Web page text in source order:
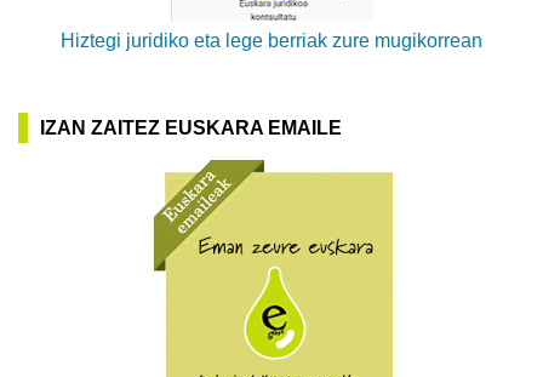
Hiztegi juridiko eta lege berriak zure mugikorrean
IZAN ZAITEZ EUSKARA EMAILE